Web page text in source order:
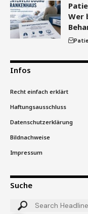
Wer
Infos
Recht einfach erklärt
Haftungsausschluss
Datenschutzerklärung
Bildnachweise
Impressum
Suche